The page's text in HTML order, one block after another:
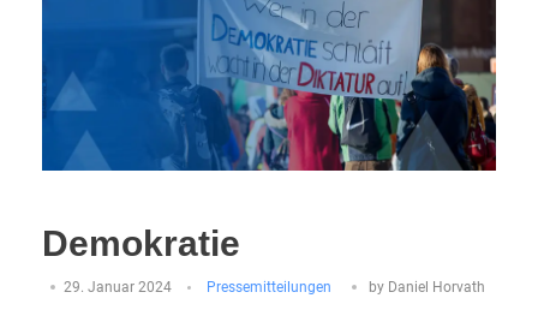
Demokratie
29. Januar 2024 Pressemitteilungen by Daniel Horvath